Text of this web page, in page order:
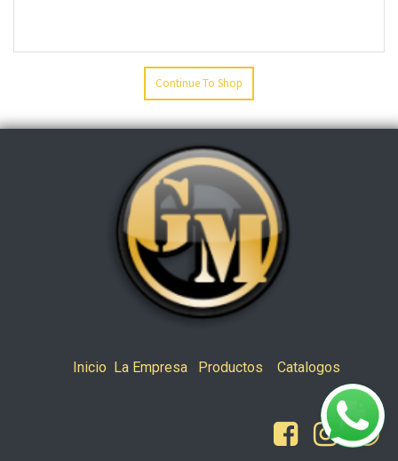
Continue To Shop
Inicio La Empresa Productos Catalogos